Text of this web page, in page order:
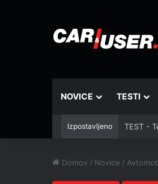
NOVICE TESTI
Izpostavljeno TEST -
Domov / Novice /